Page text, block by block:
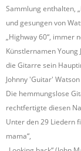
Sammlung enthalten,
und gesungen von
„Highway 60“, immer
Künstlernamen Young
die Gitarre sein
Johnny 'Guitar'
Die hemmungslose
rechtfertigte diesen
Unter den 29 Liedern
mama“,